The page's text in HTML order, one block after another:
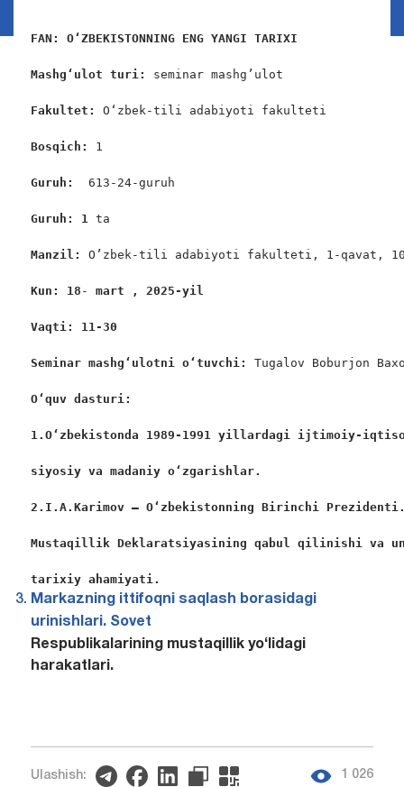
FAN: O‘ZBEKISTONNING ENG YANGI TARIXI
Mashg‘ulot turi: seminar mashg’ulot
Fakultet: O‘zbek-tili adabiyoti fakulteti
Bosqich: 1
Guruh: 613-24-guruh
Guruh: 1 ta
Manzil: O’zbek-tili adabiyoti fakulteti, 1-qavat,
Kun: 18 - mart , 2025-yil
Vaqti: 11-30
Seminar mashgʻulotni oʻtuvchi: Tugalov Boburjon
O‘quv dasturi:
1.O‘zbekistonda 1989-1991 yillardagi ijtimoiy-
siyosiy va madaniy o‘zgarishlar.
2.I.A.Karimov – O‘zbekistonning Birinchi
Mustaqillik Deklaratsiyasining qabul qilinishi va
tarixiy ahamiyati.
Markazning ittifoqni saqlash borasidagi
urinishlari. Sovet
Respublikalarining mustaqillik yo‘lidagi
harakatlari.
Ulashish: 1 026